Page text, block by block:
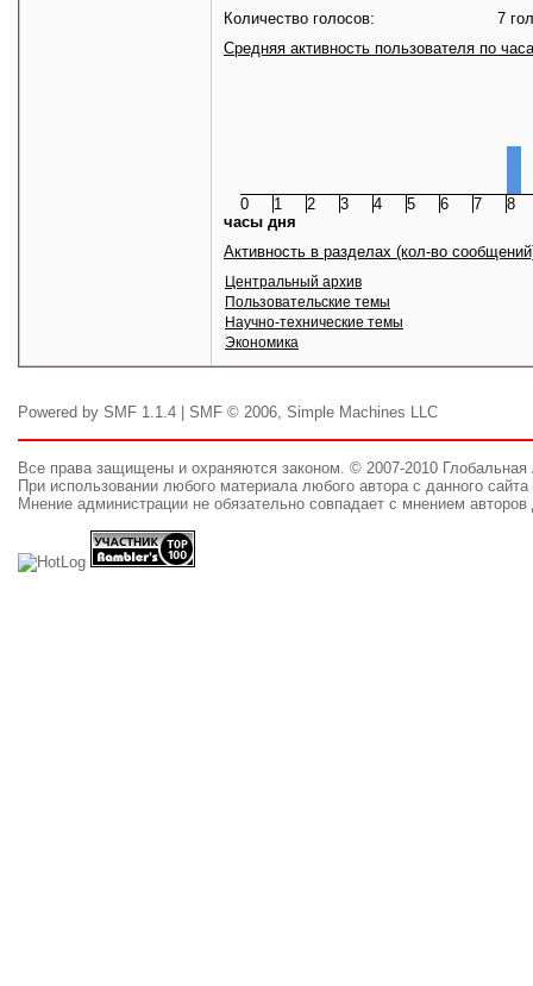
Количество голосов:
7
Средняя активность пользователя по
0 1 2 3 4 5 6 7
8
часы дня
Активность в разделах (кол-во
Центральный архив
Пользовательские темы
Научно-технические темы
Экономика
Powered by SMF 1.1.4 | SMF © 2006, Simple Machines LLC
Все права защищены и охраняются законом. © 2007-2010
При использовании любого материала любого автора с данного
Мнение администрации не обязательно совпадает с мнением